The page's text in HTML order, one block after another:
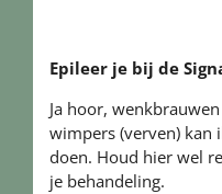
Epileer je bij de
Ja hoor,
wimpers (verven) kan
doen. Houd hier wel
je behandeling.